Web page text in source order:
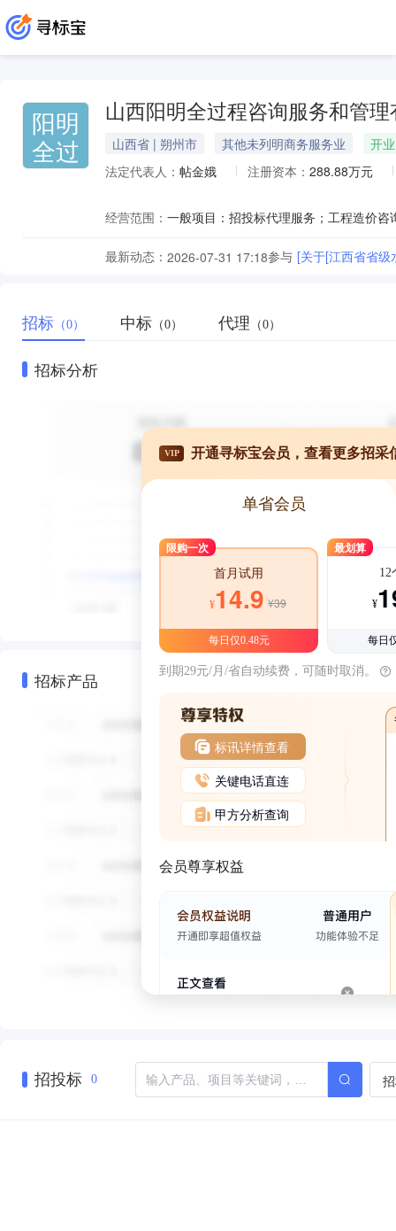
阳明
全过
山西阳明全过程咨询服务和管理
山西省 | 朔州市 其他未列明商务服务业
开业
法定代表人： 帖金娥 注册资本： 288.88万元
经营范围：
最新动态： 2026-07-31 17:18参与 [关于[江西省省
招标 （0） 中标 （0） 代理 （0）
招标分析
招标产品
VIP 开通寻标宝会员，查看更多招采
单省会员
限购一次
首月试用
¥14.9 ¥39
每日仅0.48元
最划算
12
¥
每日
到期29元/月/省自动续费，可随时取消。
标讯详情查看
关键电话直连
甲方分析查询
会员尊享权益
招投标 0